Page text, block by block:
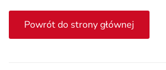
Powrót do strony głównej